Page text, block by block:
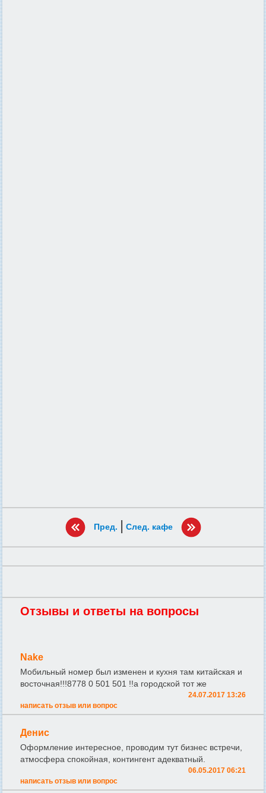
Пред. | След. кафе
Отзывы и ответы на вопросы
Nake
Мобильный номер был изменен и кухня там китайская и
восточная!!!8778 0 501 501 !!а городской тот же
24.07.2017 13:26
написать отзыв или вопрос
Денис
Оформление интересное, проводим тут бизнес встречи,
атмосфера спокойная, контингент адекватный.
06.05.2017 06:21
написать отзыв или вопрос